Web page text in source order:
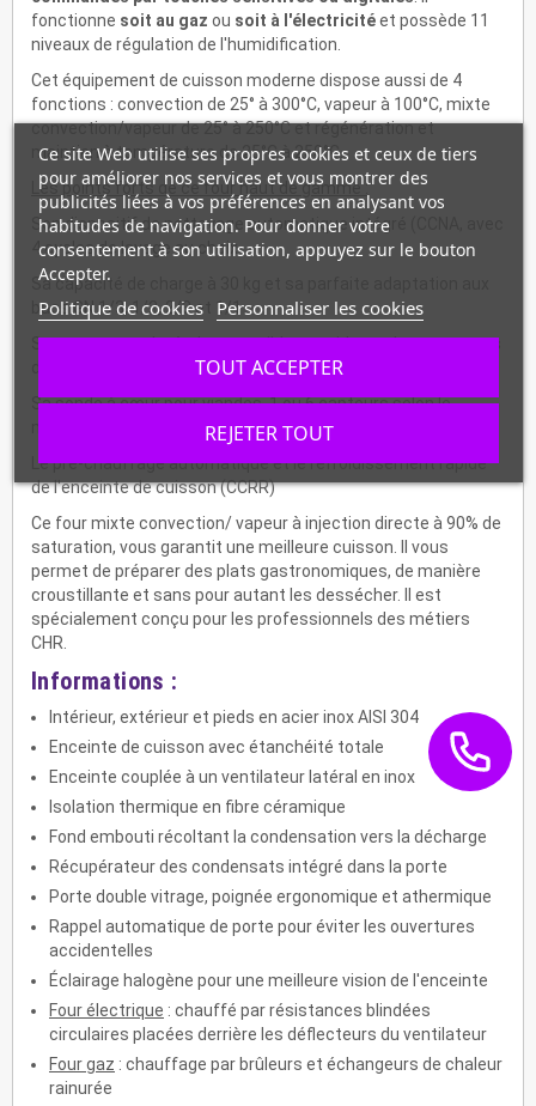
fonctionne soit au gaz ou soit à l'électricitéet possède 11
niveaux de régulation de l'humidification.
Cet équipement de cuisson moderne dispose aussi de 4
fonctions : convection de 25° à 300°C, vapeur à 100°C, mixte
convection/vapeur de 25° à 250°C et régénération et
maintien à température de 25°C à 250°C.
Les points forts de ce four haut de gamme :
Son dispositif de nettoyage automatique intégré (CCNA, avec
4 cycles de lavage au choix
Sa capacité de charge à 30 kg et sa parfaite adaptation aux
bacs GN 1/3, 1/2, 2/3 et 1/1
Ses structures latérales amovibles, anti-basculantes, au pas
Sa sonde à cœur pour viandes, 1 ou 6 capteurs selon le
Le pré-chauffage automatique et le refroidissement rapide
de l'enceinte de cuisson (CCRR)
Ce four mixte convection/ vapeur à injection directe à 90% de
saturation, vous garantit une meilleure cuisson. Il vous
permet de préparer des plats gastronomiques, de manière
croustillante et sans pour autant les dessécher. Il est
spécialement conçu pour les professionnels des métiers
CHR.
Informations :
Intérieur, extérieur et pieds en acier inox AISI 304
Enceinte de cuisson avec étanchéité totale
Enceinte couplée à un ventilateur latéral en inox
Isolation thermique en fibre céramique
Fond embouti récoltant la condensation vers la décharge
Récupérateur des condensats intégré dans la porte
Porte double vitrage, poignée ergonomique et athermique
Rappel automatique de porte pour éviter les ouvertures
accidentelles
Éclairage halogène pour une meilleure vision de l'enceinte
Four électrique : chauffé par résistances blindées
circulaires placées derrière les déflecteurs du ventilateur
Four gaz : chauffage par brûleurs et échangeurs de chaleur
rainurée
Ce site Web utilise ses propres cookies et ceux de tiers
pour améliorer nos services et vous montrer des
publicités liées à vos préférences en analysant vos
habitudes de navigation. Pour donner votre
consentement à son utilisation, appuyez sur le bouton
Accepter.
Politique de cookies Personnaliser les cookies
REJETER TOUT
TOUT ACCEPTER